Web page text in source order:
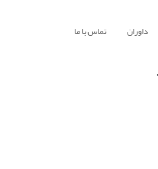
داوران تماس با ما